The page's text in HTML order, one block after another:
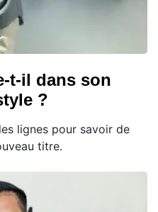
t-il dans son
?
lignes pour savoir de
titre.